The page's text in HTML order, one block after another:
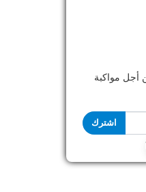
أجل مواكبة
اشترك